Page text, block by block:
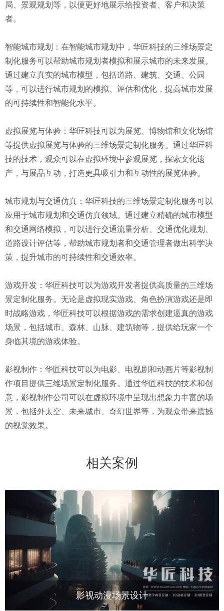
局、景观规划等，以便更好地展示给投资者、客户和决策
者。
智能城市规划：在智能城市规划中，华匠科技的三维场景定
制化服务可以帮助城市规划者模拟和展示城市的未来发展。
通过建立真实的城市模型，包括道路、建筑、交通、公园
等，可以进行城市规划的模拟、评估和优化，提高城市发展
的可持续性和智能化水平。
虚拟展览与体验：华匠科技可以为展览、博物馆和文化场馆
等提供虚拟展览与体验的三维场景定制化服务。通过华匠科
技的技术，观众可以在虚拟环境中参观展览，探索文化遗
产，与展品互动，打造更具吸引力和互动性的展览体验。
城市规划与交通仿真：华匠科技的三维场景定制化服务可以
应用于城市规划和交通仿真领域。通过建立精确的城市模型
和交通网络模拟，可以进行交通流量分析、交通优化规划、
道路设计评估等，帮助城市规划者和交通管理者做出科学决
策，提升城市的可持续性和交通效率。
游戏开发：华匠科技可以为游戏开发者提供高质量的三维场
景定制化服务。无论是虚拟现实游戏、角色扮演游戏还是即
时战略游戏，华匠科技可以根据游戏的需求创建逼真的游戏
场景，包括城市、森林、山脉、建筑物等，提供给玩家一个
身临其境的游戏体验。
影视制作：华匠科技可以为电影、电视剧和动画片等影视制
作项目提供三维场景定制化服务。通过华匠科技的技术和创
意，影视制作公司可以在虚拟环境中呈现出想象力丰富的场
景，包括外太空、未来城市、奇幻世界等，为观众带来震撼
的视觉效果。
相关案例
影视动漫场景设计